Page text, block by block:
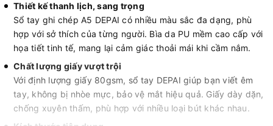
Thiết kế thanh lịch, sang trọng
Sổ tay ghi chép A5 DEPAI có nhiều màu sắc đa dạng, phù
hợp với sở thích của từng người. Bìa da PU mềm cao cấp với
họa tiết tinh tế, mang lại cảm giác thoải mái khi cầm nắm.
Chất lượng giấy vượt trội
Với định lượng giấy 80gsm, sổ tay DEPAI giúp bạn viết êm
tay, không bị nhòe mực, bảo vệ mắt hiệu quả. Giấy dày dặn,
chống xuyên thấm, phù hợp với nhiều loại bút khác nhau.